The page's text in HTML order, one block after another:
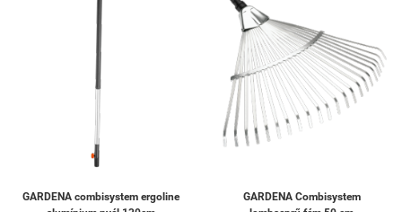
GARDENA combisystem ergoline
GARDENA Combisystem